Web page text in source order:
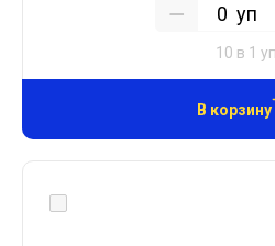
уп
10 в 1 уп
В корзину